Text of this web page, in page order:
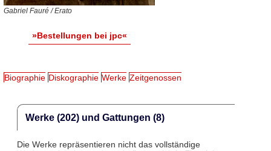
Gabriel Fauré / Erato
»Bestellungen bei jpc«
Biographie Diskographie Werke Zeitgenossen
Werke (202) und Gattungen (8)
Die Werke repräsentieren nicht das vollständige